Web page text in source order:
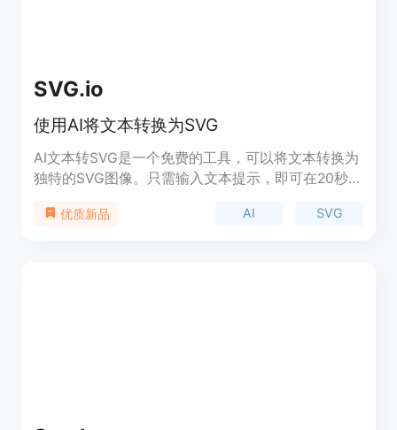
SVG.io
使用AI将文本转换为SVG
AI文本转SVG是一个免费的工具，可以将文本转换为
独特的SVG图像。只需输入文本提示，即可在20秒内
术，没有任何限制和水印。适用于各种设计项目和创
优质新品 AI SVG